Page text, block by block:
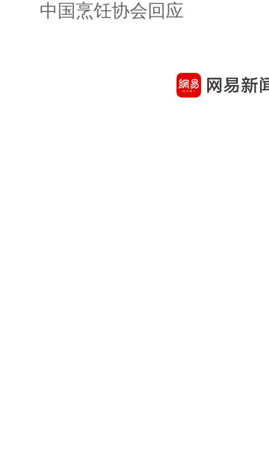
中国烹饪协会回应